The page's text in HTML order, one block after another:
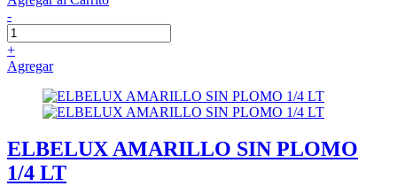
-
+
Agregar
ELBELUX AMARILLO SIN PLOMO
1/4 LT